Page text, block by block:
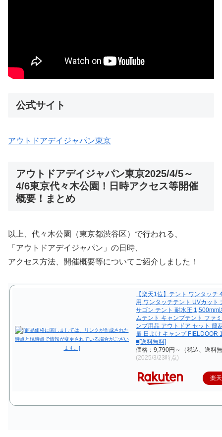
公式サイト
アウトドアデイジャパン東京
アウトドアデイジャパン東京2025/4/5～
4/6東京代々木公園！日時アクセス等開催
概要！まとめ
以上、代々木公園（東京都渋谷区）で行われる、
「アウトドアデイジャパン」の日時、
アクセス方法、開催概要等についてご紹介しました！
【楽天1位】テント ワンタッチ
用 ワンタッチテント UVカット
サゴン テント 耐水圧 1,500mm
ムテント キャンプテント ファ
ンプ用品 アウトドア セット 簡
量 日よけ キャンプ FIELDOOR
■[送料無料]
価格：9,790円～（税込、送料
(2025/3/23時点)
楽